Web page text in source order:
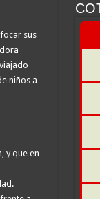
sus
niños a
y que en